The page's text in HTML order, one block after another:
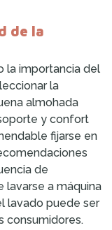
de la
la importancia del
la
almohada
y confort
fijarse en
de
lavarse a máquina
lavado puede ser
consumidores.